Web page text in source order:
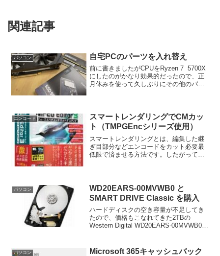
関連記事
パソコン 自宅PCのパーツを入れ替え
前に書きましたがCPUをRyzen 7 5700X
にしたのがかなり効果的だったので、正
月休みを使って久しぶりにその他のパー
エンコード
スマートレンダリングでCMカッ
ト（TMPGEncシリーズ使用）
スマートレンダリングとは、編集した継
ぎ目部分などエンコードをカット必要最
低限で済ませる方法です。したがってエ
ートレンダリング...
パソコン
WD20EARS-00MVWB0 と
SMART DRIVE Classic を購入
ハードディスクの空き容量が不足してき
たので、価格もこなれてきた2TBの
Western Digital WD20EARS-00MVWB0を
SSD）で、WD10EADS-...
パソコン
Microsoft 365キャッシュバック